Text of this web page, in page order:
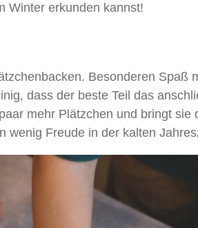
Winter erkunden kannst!
Besonderen Spaß
dass der beste Teil das
mehr Plätzchen und bringt sie
wenig Freude in der kalten